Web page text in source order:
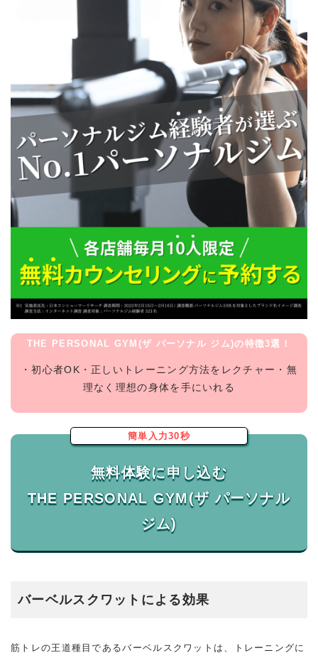
THE PERSONAL GYM(ザ パーソナル ジム)の特徴3選！
・初心者OK・正しいトレーニング方法をレクチャー・無
理なく理想の身体を手にいれる
簡単入力30秒
無料体験に申し込む
THE PERSONAL GYM(ザ パーソナル
バーベルスクワットによる効果
筋トレの王道種目であるバーベルスクワットは、トレーニングに